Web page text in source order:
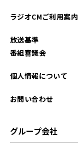
ラジオCMご利用案内
放送基準
番組審議会
個人情報について
お問い合わせ
グループ会社